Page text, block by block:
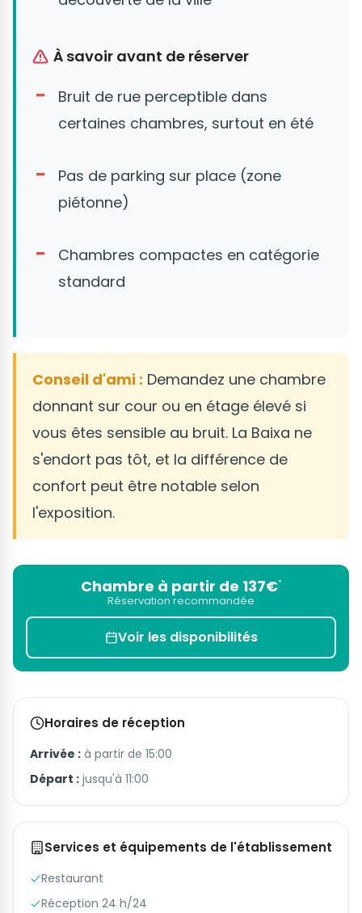
À savoir avant de réserver
Bruit de rue perceptible dans
certaines chambres, surtout en été
Pas de parking sur place (zone
piétonne)
Chambres compactes en catégorie
standard
Conseil d'ami : Demandez une chambre
donnant sur cour ou en étage élevé si
vous êtes sensible au bruit. La Baixa ne
s'endort pas tôt, et la différence de
confort peut être notable selon
l'exposition.
Chambre à partir de 137€*
Réservation recommandée
Voir les disponibilités
Horaires de réception
Arrivée : à partir de 15:00
Départ : jusqu'à 11:00
Services et équipements de l'établissement
Restaurant
Réception 24 h/24